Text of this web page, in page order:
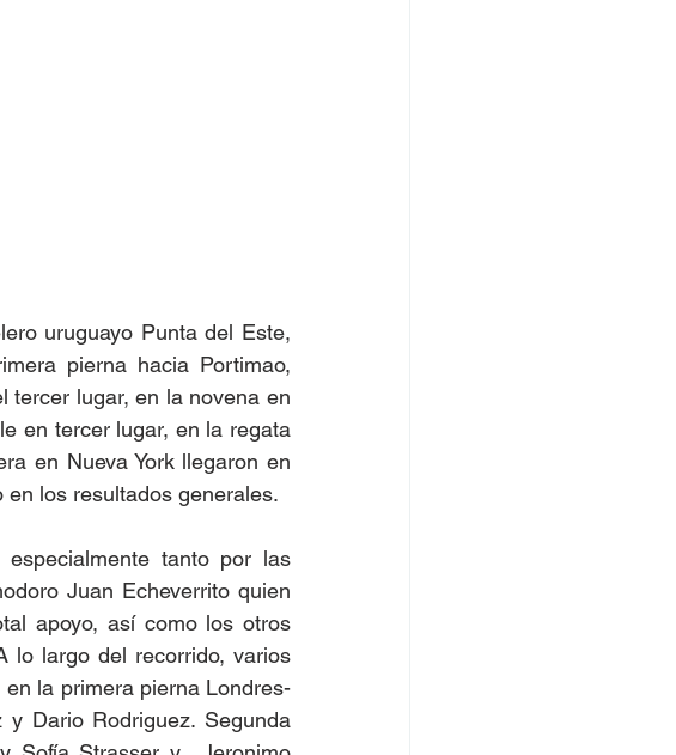
uruguayo Punta del Este,
pierna hacia Portimao,
tercer lugar, en la novena en
en tercer lugar, en la regata
en Nueva York llegaron en
los resultados generales.
tanto por las
Juan Echeverrito quien
apoyo, así como los otros
lo largo del recorrido, varios
la primera pierna Londres-
y Dario Rodriguez. Segunda